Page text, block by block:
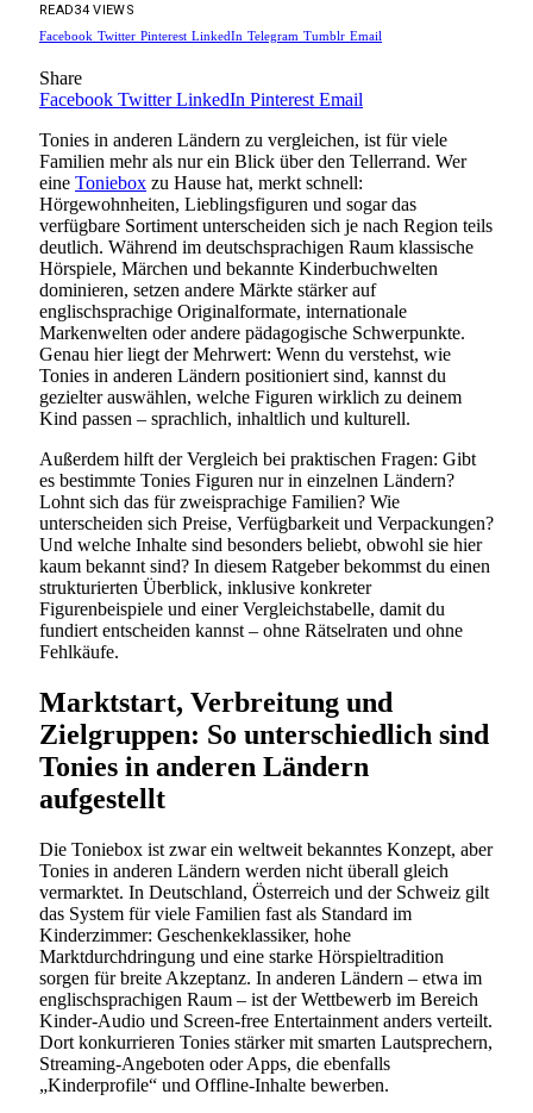
READ34VIEWS
Facebook Twitter Pinterest LinkedIn Telegram Tumblr Email
Share
Facebook Twitter LinkedIn Pinterest Email
Tonies in anderen Ländern zu vergleichen, ist für viele
Familien mehr als nur ein Blick über den Tellerrand. Wer
eine Toniebox zu Hause hat, merkt schnell:
Hörgewohnheiten, Lieblingsfiguren und sogar das
verfügbare Sortiment unterscheiden sich je nach Region teils
deutlich. Während im deutschsprachigen Raum klassische
Hörspiele, Märchen und bekannte Kinderbuchwelten
dominieren, setzen andere Märkte stärker auf
englischsprachige Originalformate, internationale
Markenwelten oder andere pädagogische Schwerpunkte.
Genau hier liegt der Mehrwert: Wenn du verstehst, wie
Tonies in anderen Ländern positioniert sind, kannst du
gezielter auswählen, welche Figuren wirklich zu deinem
Kind passen – sprachlich, inhaltlich und kulturell.
Außerdem hilft der Vergleich bei praktischen Fragen: Gibt
es bestimmte Tonies Figuren nur in einzelnen Ländern?
Lohnt sich das für zweisprachige Familien? Wie
unterscheiden sich Preise, Verfügbarkeit und Verpackungen?
Und welche Inhalte sind besonders beliebt, obwohl sie hier
kaum bekannt sind? In diesem Ratgeber bekommst du einen
strukturierten Überblick, inklusive konkreter
Figurenbeispiele und einer Vergleichstabelle, damit du
fundiert entscheiden kannst – ohne Rätselraten und ohne
Fehlkäufe.
Marktstart, Verbreitung und
Zielgruppen: So unterschiedlich sind
Tonies in anderen Ländern
aufgestellt
Die Toniebox ist zwar ein weltweit bekanntes Konzept, aber
Tonies in anderen Ländern werden nicht überall gleich
vermarktet. In Deutschland, Österreich und der Schweiz gilt
das System für viele Familien fast als Standard im
Kinderzimmer: Geschenkeklassiker, hohe
Marktdurchdringung und eine starke Hörspieltradition
sorgen für breite Akzeptanz. In anderen Ländern – etwa im
englischsprachigen Raum – ist der Wettbewerb im Bereich
Kinder-Audio und Screen-free Entertainment anders verteilt.
Dort konkurrieren Tonies stärker mit smarten Lautsprechern,
Streaming-Angeboten oder Apps, die ebenfalls
„Kinderprofile“ und Offline-Inhalte bewerben.